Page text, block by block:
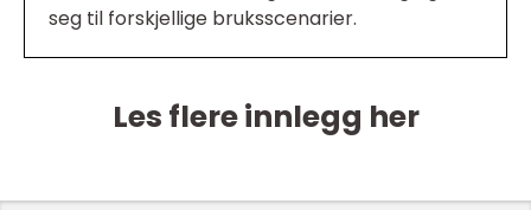
seg til forskjellige bruksscenarier.
Les flere innlegg her